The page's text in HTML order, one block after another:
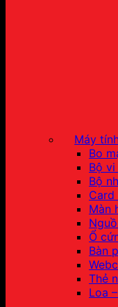
Máy
Bo
Bộ
Bộ
Card
Màn
Ổ
Bàn
Thẻ
Loa